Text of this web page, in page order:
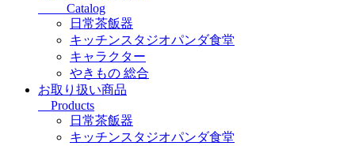
Catalog
日常茶飯器
キッチンスタジオパンダ食堂
キャラクター
やきもの 総合
お取り扱い商品
Products
日常茶飯器
キッチンスタジオパンダ食堂